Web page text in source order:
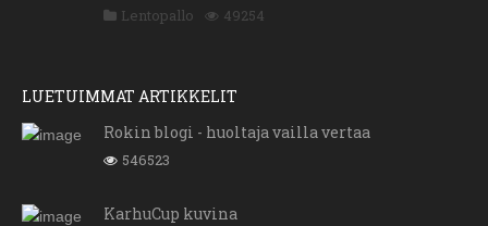
Lentopallo 49254
LUETUIMMAT ARTIKKELIT
Rokin blogi - huoltaja vailla vertaa
546523
KarhuCup kuvina